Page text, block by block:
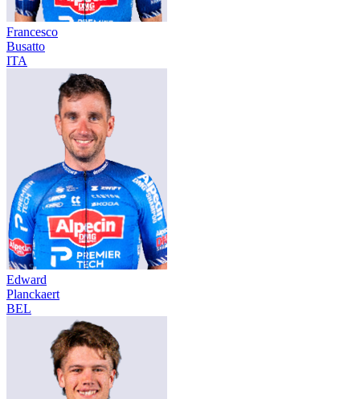
Francesco
Busatto
ITA
Edward
Planckaert
BEL